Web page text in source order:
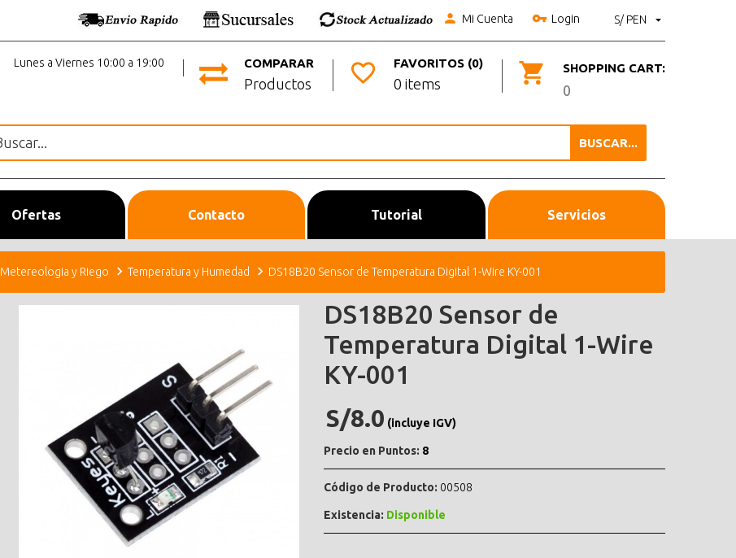
S/ PEN
Mi Cuenta Login
SHOPPING CART:
0
FAVORITOS (0)
0 items
COMPARAR
Productos
Lunes a Viernes 10:00 a 19:00
BUSCAR...
Ofertas Contacto Tutorial Servicios
Metereologia y Riego Temperatura y Humedad DS18B20 Sensor de Temperatura Digital 1-Wire KY-001
DS18B20 Sensor de
Temperatura Digital 1-Wire
KY-001
S/8.0 (incluye IGV)
Precio en Puntos: 8
Código de Producto: 00508
Existencia: Disponible